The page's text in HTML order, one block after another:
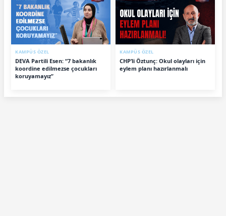
KAMPÜS ÖZEL
DEVA Partili Esen: “7 bakanlık
koordine edilmezse çocukları
koruyamayız”
KAMPÜS ÖZEL
CHP’li Öztunç: Okul olayları için
eylem planı hazırlanmalı